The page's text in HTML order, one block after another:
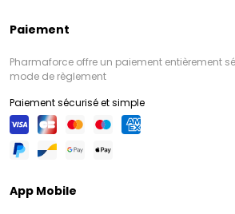
Paiement
Pharmaforce offre un paiement entièrement
mode de règlement
Paiement sécurisé et simple
App Mobile